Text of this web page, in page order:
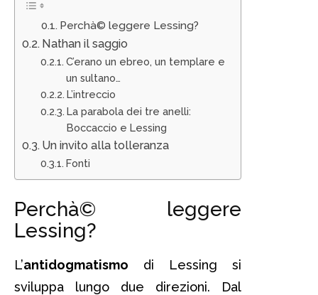
Perchà© leggere Lessing?
Nathan il saggio
C’erano un ebreo, un templare e
un sultano…
L’intreccio
La parabola dei tre anelli:
Boccaccio e Lessing
Un invito alla tolleranza
Fonti
Perchà© leggere
Lessing?
L’antidogmatismo di Lessing si
sviluppa lungo due direzioni. Dal